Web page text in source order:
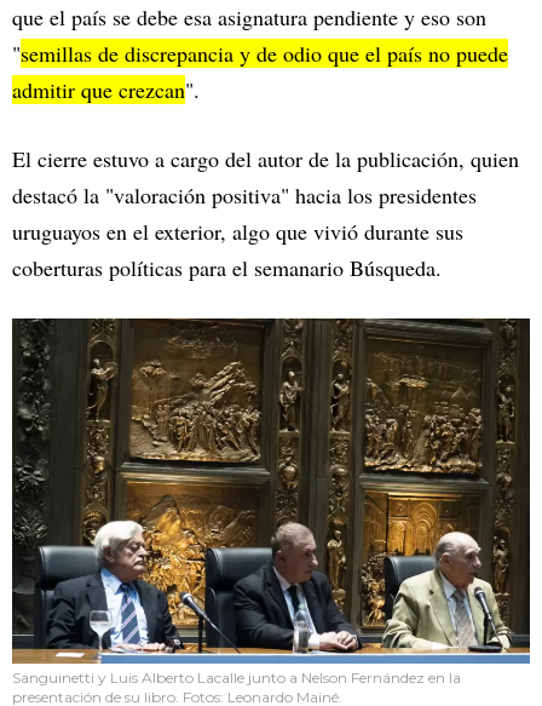
que el país se debe esa asignatura pendiente y eso son
"semillas de discrepancia y de odio que el país no puede
admitir que crezcan".
El cierre estuvo a cargo del autor de la publicación, quien
destacó la "valoración positiva" hacia los presidentes
uruguayos en el exterior, algo que vivió durante sus
coberturas políticas para el semanario Búsqueda.
Sanguinetti y Luis Alberto Lacalle junto a Nelson Fernández en la
presentación de su libro. Fotos: Leonardo Mainé.